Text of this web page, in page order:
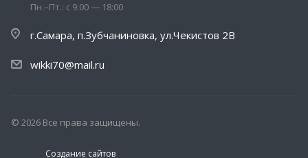
Пн.–Пт.: с 9:00 — 18:00
г.Самара, п.Зубчаниновка, ул.Чекистов 2В
wikki70@mail.ru
© 2026 Все права защищены.
Создание сайтов